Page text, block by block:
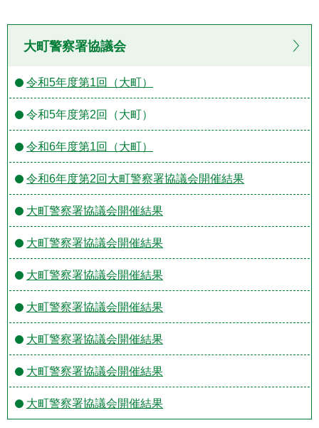
大町警察署協議会
令和5年度第1回（大町）
令和5年度第2回（大町）
令和6年度第1回（大町）
令和6年度第2回大町警察署協議会開催結果
大町警察署協議会開催結果
大町警察署協議会開催結果
大町警察署協議会開催結果
大町警察署協議会開催結果
大町警察署協議会開催結果
大町警察署協議会開催結果
大町警察署協議会開催結果